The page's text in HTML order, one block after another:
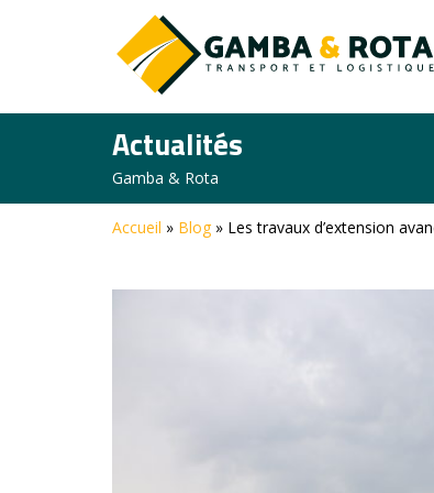
Actualités
Gamba & Rota
Accueil » Blog » Les travaux d’extension